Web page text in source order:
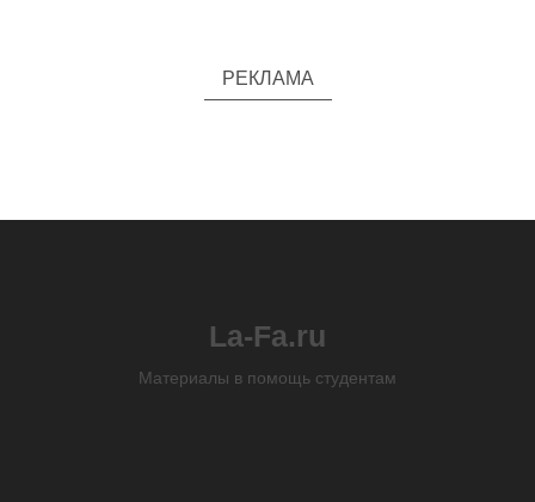
РЕКЛАМА
La-Fa.ru
Материалы в помощь студентам